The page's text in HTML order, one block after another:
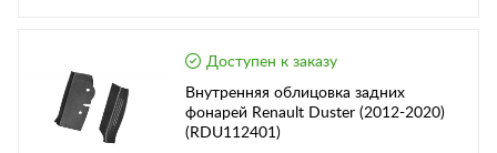
Доступен к заказу
Внутренняя облицовка задних
фонарей Renault Duster (2012-2020)
(RDU112401)